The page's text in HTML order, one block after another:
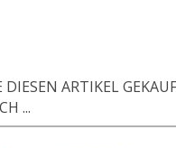
ARTIKEL
...